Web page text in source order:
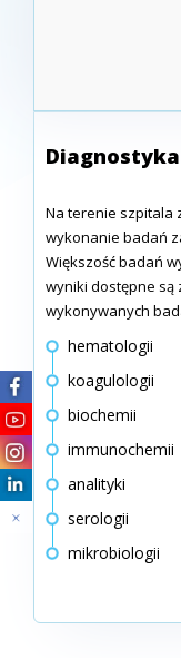
Na terenie szpitala
wykonanie badań
Większość badań
wyniki dostępne są
wykonywanych
hematologii
koagulologii
biochemii
immunochemii
analityki
serologii
mikrobiologii